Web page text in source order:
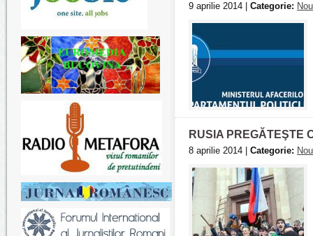
9 aprilie 2014 | Categorie:
RUSIA PREGĂTEŞTE
8 aprilie 2014 | Categorie: